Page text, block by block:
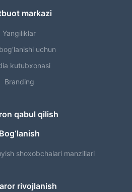
markazi
Yangiliklar
uchun
kutubxonasi
Branding
qabul qilish
Bog‘lanish
shoxobchalari manzillari
rivojlanish